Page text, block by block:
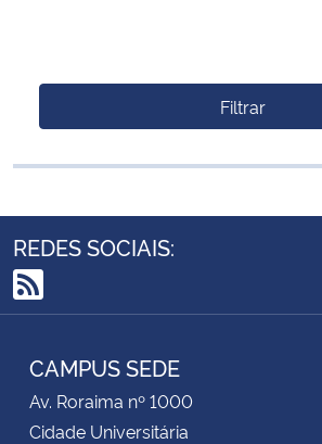
Filtrar
REDES SOCIAIS:
RSS
CAMPUS SEDE
Av. Roraima nº 1000
Cidade Universitária